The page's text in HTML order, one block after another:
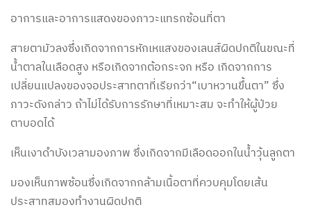
อาการและอาการแสดงของภาวะแทรกซ้อนที่ตา
สายตามัวลงซึ่งเกิดจากการหักเหแสงของเลนส์ผิดปกติในขณะที่
น้ำตาลในเลือดสูง หรือเกิดจากต้อกระจก หรือ เกิดจากการ
เปลี่ยนแปลงของจอประสาทตาที่เรียกว่า“เบาหวานขึ้นตา” ซึ่ง
ภาวะดังกล่าว ถ้าไม่ได้รับการรักษาที่เหมาะสม จะทำให้ผู้ป่วย
ตาบอดได้
เห็นเงาดำบังเวลามองภาพ ซึ่งเกิดจากมีเลือดออกในน้ำวุ้นลูกตา
มองเห็นภาพซ้อนซึ่งเกิดจากกล้ามเนื้อตาที่ควบคุมโดยเส้น
ประสาทสมองทำงานผิดปกติ